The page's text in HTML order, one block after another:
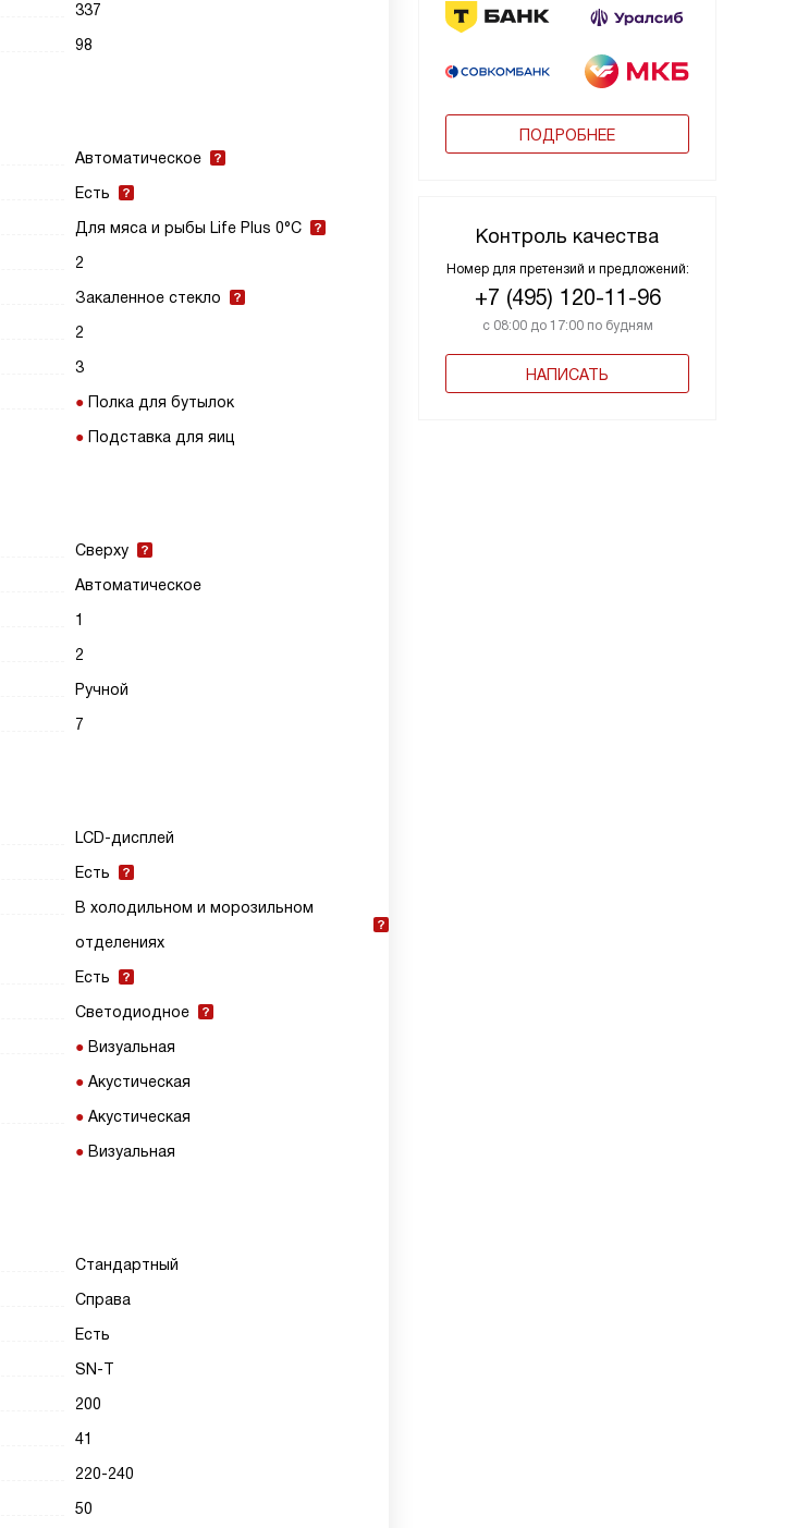
ПОДРОБНЕЕ
Контроль качества
Номер для претензий и предложений:
+7 (495) 120-11-96
с 08:00 до 17:00 по будням
НАПИСАТЬ
337
98
Автоматическое
Есть
Для мяса и рыбы Life Plus 0°C
2
Закаленное стекло
2
3
Полка для бутылок
Подставка для яиц
Сверху
Автоматическое
1
2
Ручной
7
LСD-дисплей
Есть
В холодильном и морозильном
отделениях
Есть
Светодиодное
Визуальная
Акустическая
Акустическая
Визуальная
Стандартный
Справа
Есть
SN-T
200
41
220-240
50